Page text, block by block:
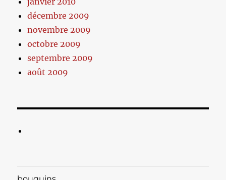
décembre 2009
novembre 2009
octobre 2009
septembre 2009
août 2009